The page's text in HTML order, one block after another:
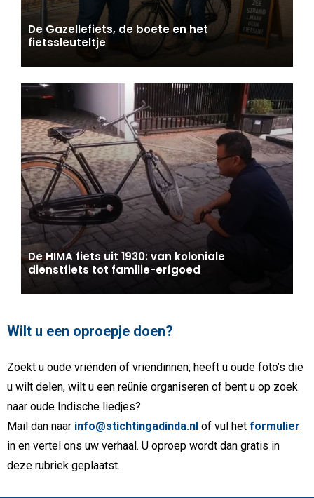
De Gazellefiets, de boete en het
fietssleuteltje
De HIMA fiets uit 1930: van koloniale
dienstfiets tot familie-erfgoed
Wilt u een oproepje doen?
Zoekt u oude vrienden of vriendinnen, heeft u oude foto’s die
u wilt delen, wilt u een reünie organiseren of bent u op zoek
naar oude Indische liedjes?
Mail dan naar info@stichtingadinda.nl of vul het formulier
in en vertel ons uw verhaal. U oproep wordt dan gratis in
deze rubriek geplaatst.